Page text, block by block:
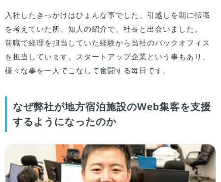
入社したきっかけはひょんな事でした。引越しを期に転職
を考えていた所、知人の紹介で、社長と出会いました。
前職で経理を担当していた経験から当社のバックオフィス
を担当しています。スタートアップ企業という事もあり、
様々な事を一人でこなして奮闘する毎日です。
なぜ弊社が地方宿泊施設のWeb集客を支援
するようになったのか